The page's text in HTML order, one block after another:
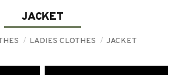
JACKET
LADIES CLOTHES JACKET